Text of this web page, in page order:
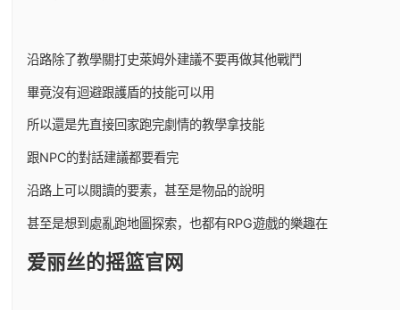
沿路除了教學關打史萊姆外建議不要再做其他戰鬥
畢竟沒有迴避跟護盾的技能可以用
所以還是先直接回家跑完劇情的教學拿技能
跟NPC的對話建議都要看完
沿路上可以閱讀的要素，甚至是物品的說明
甚至是想到處亂跑地圖探索，也都有RPG遊戲的樂趣在
爱丽丝的摇篮官网